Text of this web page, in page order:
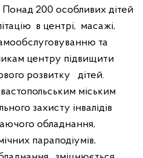
Понад 200 особливих дітей
в центрі, масажі,
та
центру підвищити
розвитку
дітей.
міським
захисту інвалідів
обладнання,
параподіумів,